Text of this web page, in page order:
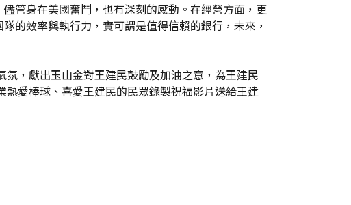
管身在美國奮鬥，也有深刻的感動。在經營方面，更
的效率與執行力，實可謂是值得信賴的銀行，未來，
，獻出玉山金對王建民鼓勵及加油之意，為王建民
愛棒球、喜愛王建民的民眾錄製祝福影片送給王建